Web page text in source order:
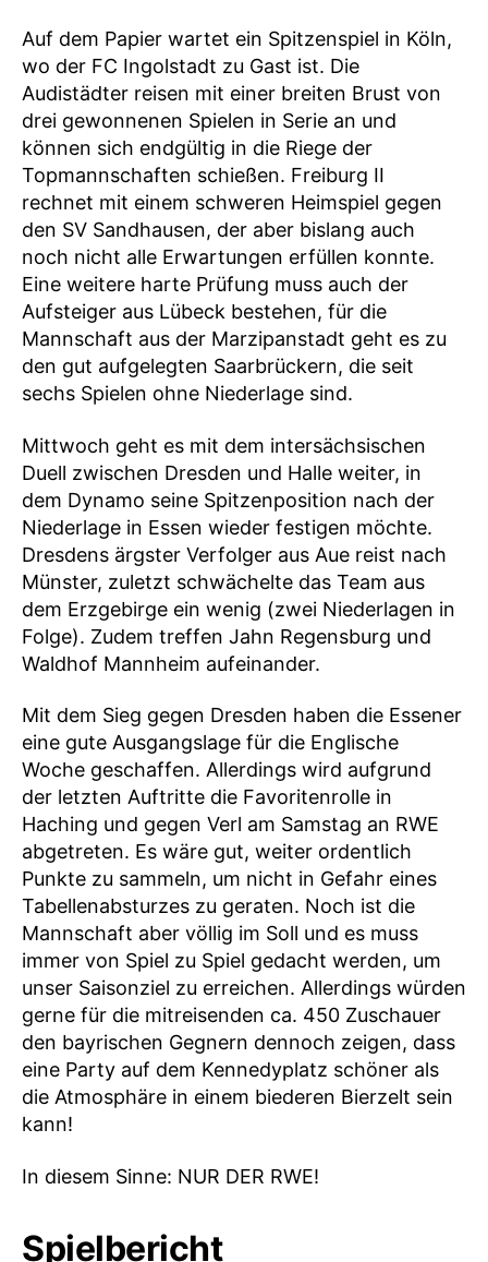
Auf dem Papier wartet ein Spitzenspiel in Köln,
wo der FC Ingolstadt zu Gast ist. Die
Audistädter reisen mit einer breiten Brust von
drei gewonnenen Spielen in Serie an und
können sich endgültig in die Riege der
Topmannschaften schießen. Freiburg II
rechnet mit einem schweren Heimspiel gegen
den SV Sandhausen, der aber bislang auch
noch nicht alle Erwartungen erfüllen konnte.
Eine weitere harte Prüfung muss auch der
Aufsteiger aus Lübeck bestehen, für die
Mannschaft aus der Marzipanstadt geht es zu
den gut aufgelegten Saarbrückern, die seit
sechs Spielen ohne Niederlage sind.
Mittwoch geht es mit dem intersächsischen
Duell zwischen Dresden und Halle weiter, in
dem Dynamo seine Spitzenposition nach der
Niederlage in Essen wieder festigen möchte.
Dresdens ärgster Verfolger aus Aue reist nach
Münster, zuletzt schwächelte das Team aus
dem Erzgebirge ein wenig (zwei Niederlagen in
Folge). Zudem treffen Jahn Regensburg und
Waldhof Mannheim aufeinander.
Mit dem Sieg gegen Dresden haben die Essener
eine gute Ausgangslage für die Englische
Woche geschaffen. Allerdings wird aufgrund
der letzten Auftritte die Favoritenrolle in
Haching und gegen Verl am Samstag an RWE
abgetreten. Es wäre gut, weiter ordentlich
Punkte zu sammeln, um nicht in Gefahr eines
Tabellenabsturzes zu geraten. Noch ist die
Mannschaft aber völlig im Soll und es muss
immer von Spiel zu Spiel gedacht werden, um
unser Saisonziel zu erreichen. Allerdings würden
gerne für die mitreisenden ca. 450 Zuschauer
den bayrischen Gegnern dennoch zeigen, dass
eine Party auf dem Kennedyplatz schöner als
die Atmosphäre in einem biederen Bierzelt sein
kann!
In diesem Sinne: NUR DER RWE!
Spielbericht